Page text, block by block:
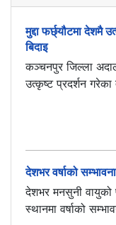
मुद्दा फर्छ्यौटमा देशमै
बिदाइ
कञ्चनपुर जिल्ला
उत्कृष्ट प्रदर्शन गरेका
देशभर वर्षाको
देशभर मनसुनी
स्थानमा वर्षाको